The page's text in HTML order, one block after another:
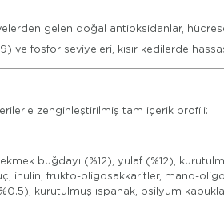
gelen doğal antioksidanlar,
ve fosfor seviyeleri, kısır kedilerde
zenginleştirilmiş tam içerik profili:
buğdayı (%12), yulaf (%12),
inulin, frukto-oligosakkaritler, mano-
kurutulmuş ıspanak, psilyum